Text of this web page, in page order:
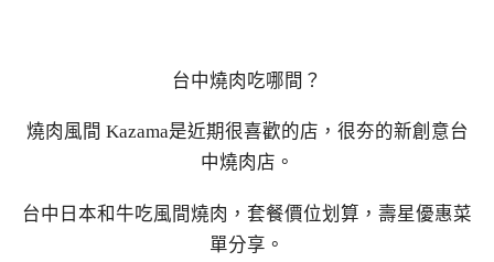
台中燒肉吃哪間？
燒肉風間 Kazama是近期很喜歡的店，很夯的新創意台
中燒肉店。
台中日本和牛吃風間燒肉，套餐價位划算，壽星優惠菜
單分享。